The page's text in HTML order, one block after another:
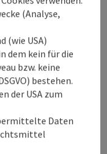
drucken
(Analyse,
(wie USA)
dem kein für die
bzw. keine
bestehen.
der USA zum
Daten